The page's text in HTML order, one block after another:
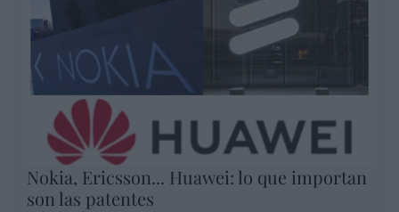
Nokia, Ericsson... Huawei: lo que importan
son las patentes